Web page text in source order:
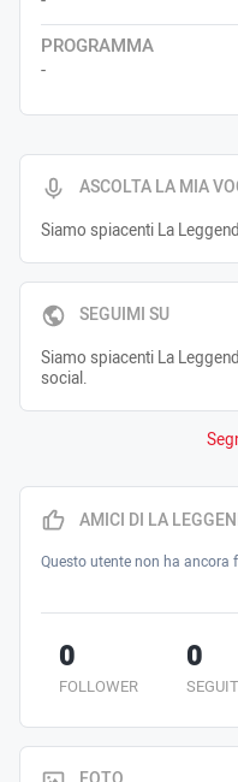
ASCOLTA LA MIA
Siamo spiacenti La
SEGUIMI SU
Siamo spiacenti La
social.
PROGRAMMA
-
AMICI DI LA
Questo utente non ha ancora
FOLLOWER
0 0